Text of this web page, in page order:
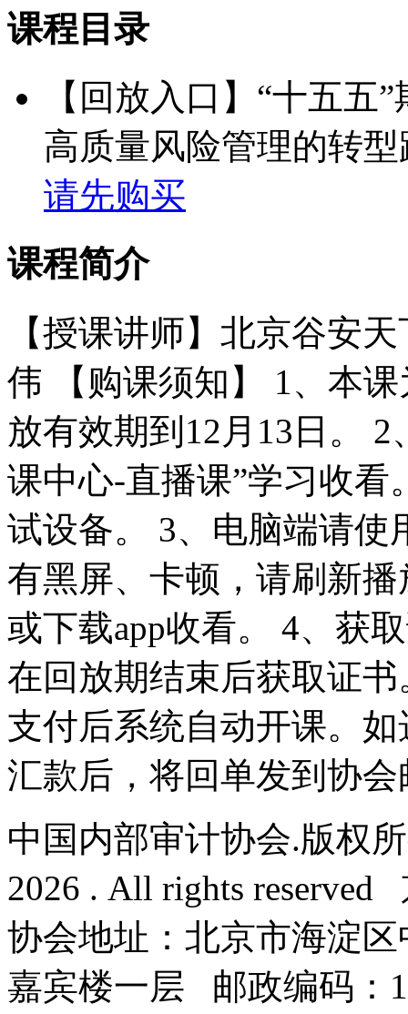
课程目录
【回放入口】“十五五
高质量风险管理的转
请先购买
课程简介
【授课讲师】北京谷安
伟 【购课须知】 1、本
放有效期到12月13日。
课中心-直播课”学习收看
试设备。 3、电脑端请使
有黑屏、卡顿，请刷新
或下载app收看。 4、获
在回放期结束后获取证
支付后系统自动开课。
汇款后，将回单发到协
中国内部审计协会.版权
2026 . All rights reserved
协会地址：北京市海淀
嘉宾楼一层 邮政编码